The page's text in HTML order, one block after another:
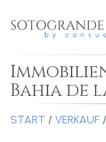
Bahia de
START / VERKAUF /